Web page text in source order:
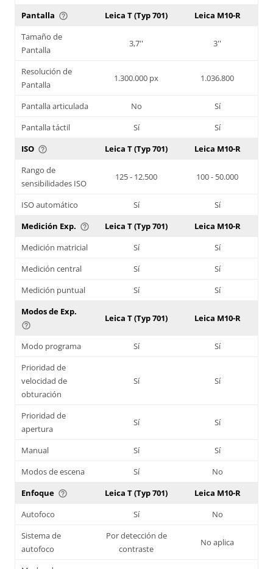
Pantalla help_outline Leica T (Typ 701)
Leica M10-R
Tamaño de
Pantalla
3,7'' 3''
Resolución de
Pantalla
1.300.000 px 1.036.800
Pantalla articulada No
Sí
Pantalla táctil
Sí
Sí
ISO help_outline Leica T (Typ 701)
Leica M10-R
Rango de
sensibilidades ISO
125 - 12.500 100 - 50.000
ISO automático Sí
Sí
Medición Exp. help_outline Leica T (Typ 701)
Leica M10-R
Medición matricial
Sí
Sí
Medición central
Sí
Sí
Medición puntual
Sí
Sí
Modos de Exp.
help_outline
Leica T (Typ 701) Leica M10-R
Modo programa Sí
Sí
Prioridad de
velocidad de
obturación
Sí Sí
Prioridad de
apertura
Sí Sí
Manual Sí
Sí
Modos de escena
Sí
No
Enfoque help_outline Leica T (Typ 701)
Leica M10-R
Autofoco
Sí
No
Sistema de
autofoco
Por detección de
contraste
No aplica